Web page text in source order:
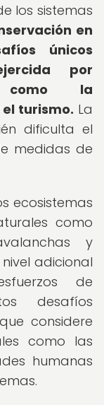
los sistemas
en
únicos
por
como la
turismo. La
dificulta el
medidas de
ecosistemas
como
y
adicional
de
desafíos
considere
como las
humanas